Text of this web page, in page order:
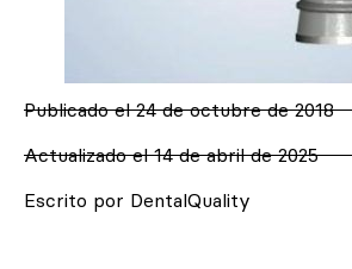
Publicado el 24 de octubre de 2018
Actualizado el 14 de abril de 2025
Escrito por DentalQuality